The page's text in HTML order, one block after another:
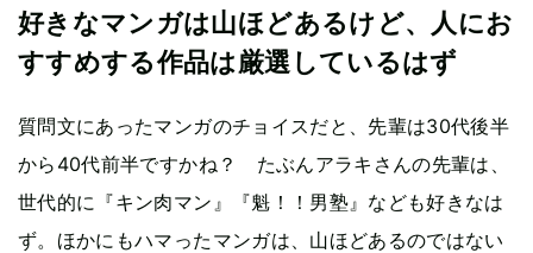
好きなマンガは山ほどあるけど、人にお
すすめする作品は厳選しているはず
質問文にあったマンガのチョイスだと、先輩は30代後半
から40代前半ですかね？ たぶんアラキさんの先輩は、
世代的に『キン肉マン』『魁！！男塾』なども好きなは
ず。ほかにもハマったマンガは、山ほどあるのではない